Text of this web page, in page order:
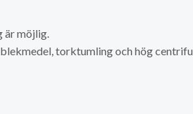
är möjlig.
torktumling och hög